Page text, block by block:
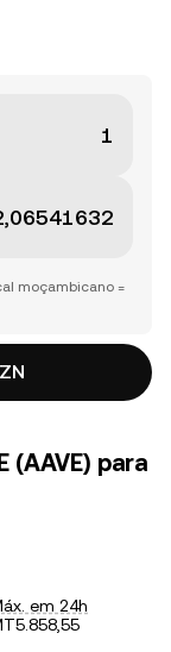
moçambicano =
para
em 24h